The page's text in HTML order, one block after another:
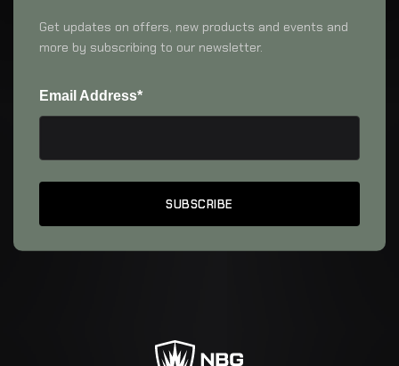
Get updates on offers, new products and events and
more by subscribing to our newsletter.
Email Address*